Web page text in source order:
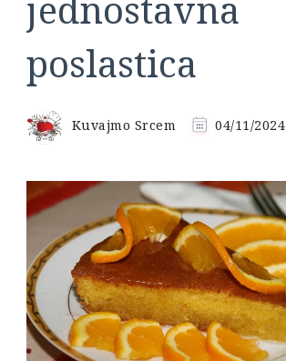
poslastica
Kuvajmo Srcem 04/11/2024